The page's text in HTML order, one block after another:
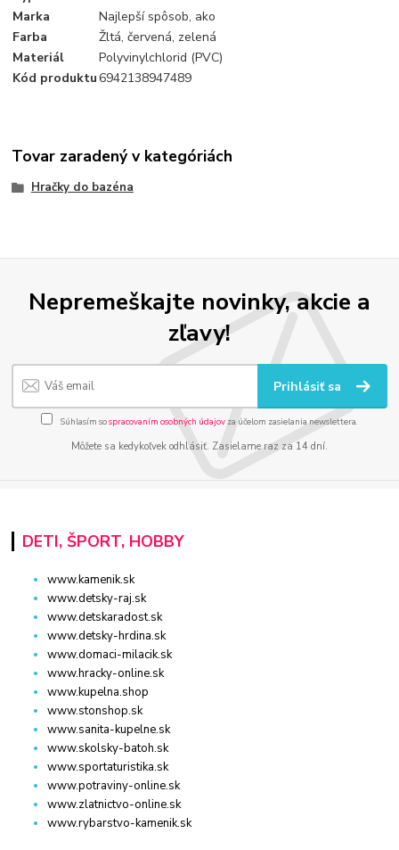
Marka
Najlepší spôsob, ako
Farba
Žltá, červená, zelená
Materiál
Polyvinylchlorid (PVC)
Kód produktu6942138947489
Tovar zaradený v kategóriách
Hračky do bazéna
Nepremeškajte novinky, akcie a
zľavy!
Prihlásiť sa
Súhlasím sospracovaním osobných údajov za účelom zasielania newslettera.
Môžete sa kedykoľvek odhlásiť. Zasielame raz za 14 dní.
DETI, ŠPORT, HOBBY
www.kamenik.sk
www.detsky-raj.sk
www.detskaradost.sk
www.detsky-hrdina.sk
www.domaci-milacik.sk
www.hracky-online.sk
www.kupelna.shop
www.stonshop.sk
www.sanita-kupelne.sk
www.skolsky-batoh.sk
www.sportaturistika.sk
www.potraviny-online.sk
www.zlatnictvo-online.sk
www.rybarstvo-kamenik.sk